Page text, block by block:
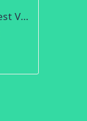
Puškohled ZEISS Conquest V6 2 – 12 X 50 se šínou